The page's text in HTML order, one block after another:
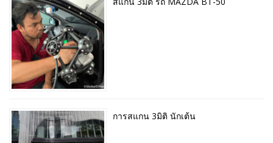
การสแกน 3มิติ นักเต้น